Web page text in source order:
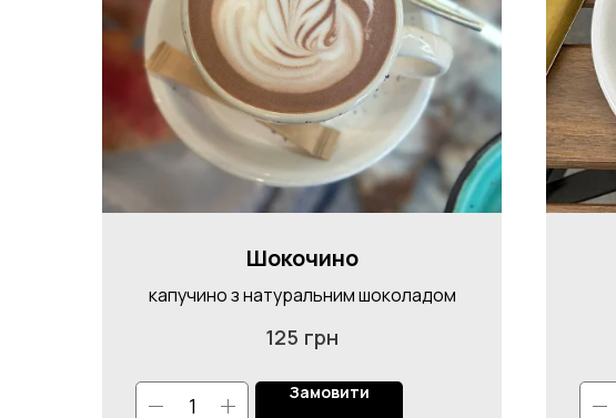
Шокочино
капучино з натуральним шоколадом
125 грн
Замовити